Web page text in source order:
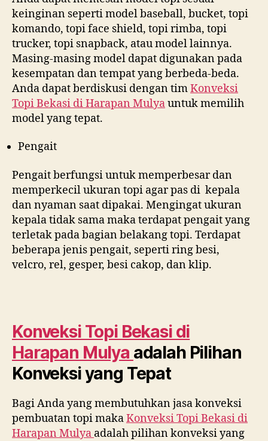
keinginan seperti model baseball, bucket, topi
komando, topi face shield, topi rimba, topi
trucker, topi snapback, atau model lainnya.
Masing-masing model dapat digunakan pada
kesempatan dan tempat yang berbeda-beda.
Anda dapat berdiskusi dengan timKonveksi
Topi Bekasi diHarapan Mulyauntuk memilih
model yang tepat.
Pengait
Pengait berfungsi untuk memperbesar dan
memperkecil ukuran topi agar pas di kepala
dan nyaman saat dipakai. Mengingat ukuran
kepala tidak sama maka terdapat pengait yang
terletak pada bagian belakang topi. Terdapat
beberapa jenis pengait, seperti ring besi,
velcro, rel, gesper, besi cakop, dan klip.
Konveksi Topi Bekasi di
Harapan Mulya adalah Pilihan
Konveksi yang Tepat
Bagi Anda yang membutuhkan jasa konveksi
pembuatan topi makaKonveksi Topi Bekasi di
Harapan Mulya adalah pilihan konveksi yang